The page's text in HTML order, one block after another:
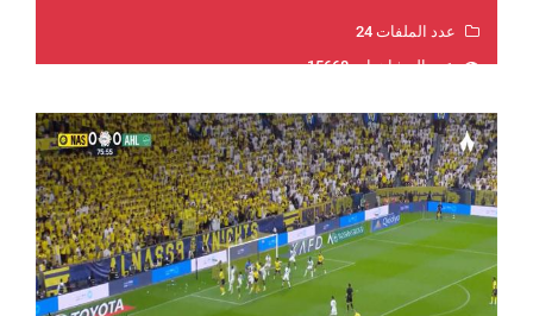
عدد الملفات 24
عدد المشاهدات 15668